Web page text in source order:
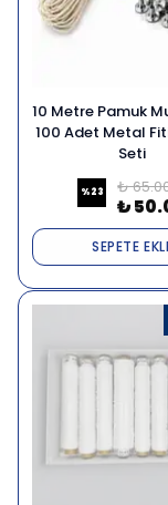
10 Metre Pamuk
100 Adet Metal
Seti
%23 ₺
₺
SEPETE